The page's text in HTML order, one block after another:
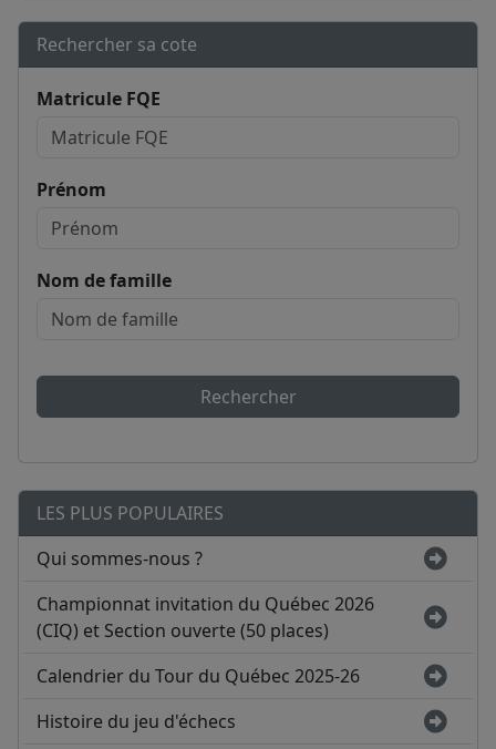
Rechercher sa cote
Matricule FQE
Prénom
Nom de famille
Rechercher
LES PLUS POPULAIRES
Qui sommes-nous ?
Championnat invitation du Québec 2026
(CIQ) et Section ouverte (50 places)
Calendrier du Tour du Québec 2025-26
Histoire du jeu d'échecs